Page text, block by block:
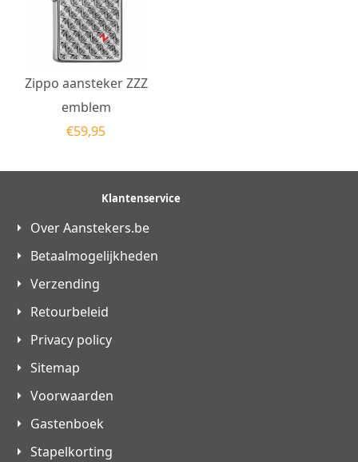
Zippo aansteker ZZZ
emblem
€59,95
Klantenservice
Over Aanstekers.be
Betaalmogelijkheden
Verzending
Retourbeleid
Privacy policy
Sitemap
Voorwaarden
Gastenboek
Stapelkorting